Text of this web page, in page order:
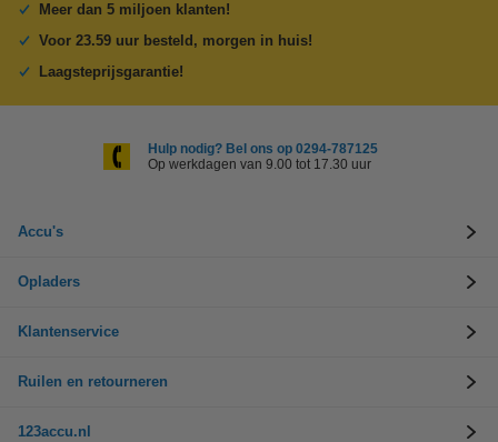
Meer dan 5 miljoen klanten!
Voor 23.59 uur besteld, morgen in huis!
Laagsteprijsgarantie!
Hulp nodig? Bel ons op 0294-787125
Op werkdagen van 9.00 tot 17.30 uur
Accu's
Opladers
Klantenservice
Ruilen en retourneren
123accu.nl